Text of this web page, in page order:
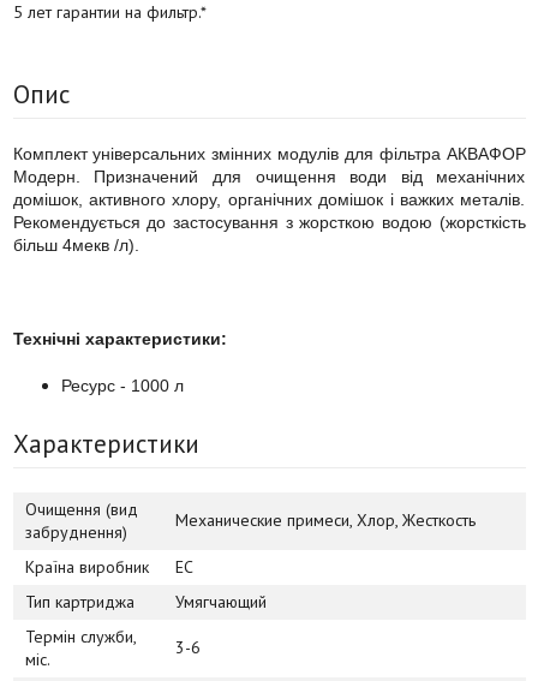
5 лет гарантии на фильтр.*
Опис
Комплект універсальних змінних модулів для фільтра АКВАФОР
Модерн. Призначений для очищення води від механічних
домішок, активного хлору, органічних домішок і важких металів.
Рекомендується до застосування з жорсткою водою (жорсткість
більш 4мекв /л).
Технічні характеристики:
Ресурс - 1000 л
Характеристики
Очищення (вид
забруднення)
Механические примеси, Хлор, Жесткость
Країна виробник
ЕС
Тип картриджа
Умягчающий
Термін служби,
міс.
3-6